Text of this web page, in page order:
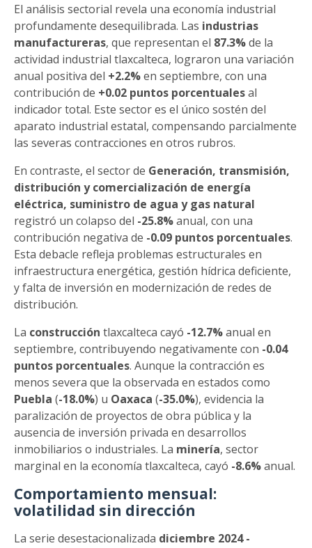
El análisis sectorial revela una economía industrial
profundamente desequilibrada. Las industrias
manufactureras, que representan el 87.3%de la
actividad industrial tlaxcalteca, lograron una variación
anual positiva del +2.2%en septiembre, con una
contribución de +0.02 puntos porcentualesal
indicador total. Este sector es el único sostén del
aparato industrial estatal, compensando parcialmente
las severas contracciones en otros rubros.
En contraste, el sector de Generación, transmisión,
distribución y comercialización de energía
eléctrica, suministro de agua y gas natural
registró un colapso del -25.8%anual, con una
contribución negativa de -0.09 puntos porcentuales.
Esta debacle refleja problemas estructurales en
infraestructura energética, gestión hídrica deficiente,
y falta de inversión en modernización de redes de
distribución.
La construcción tlaxcalteca cayó -12.7%anual en
septiembre, contribuyendo negativamente con -0.04
puntos porcentuales. Aunque la contracción es
menos severa que la observada en estados como
Puebla (-18.0%) u Oaxaca (-35.0%), evidencia la
paralización de proyectos de obra pública y la
ausencia de inversión privada en desarrollos
inmobiliarios o industriales. La minería, sector
marginal en la economía tlaxcalteca, cayó -8.6%anual.
Comportamiento mensual:
volatilidad sin dirección
La serie desestacionalizada diciembre 2024 -